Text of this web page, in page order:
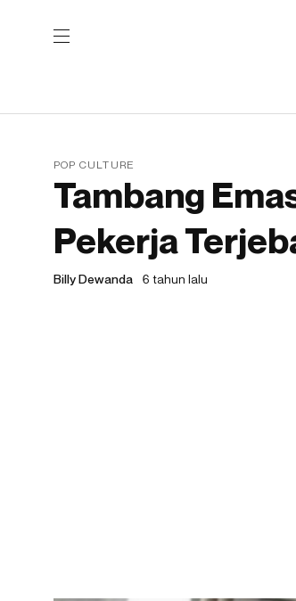
POP CULTURE
Tambang
Pekerja
Billy Dewanda 6 tahun lalu